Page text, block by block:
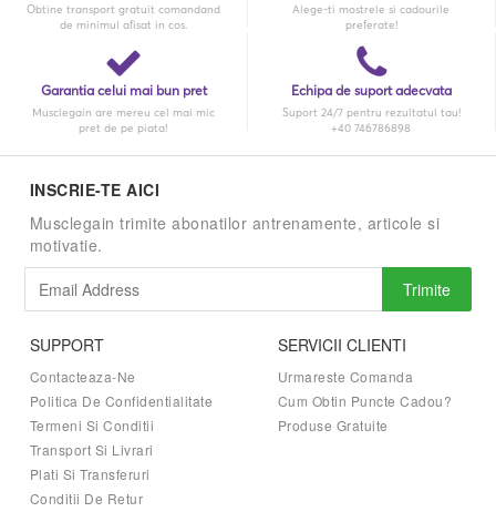
Obtine transport gratuit comandand
de minimul afisat in cos.
Alege-ti mostrele si cadourile
preferate!
Garantia celui mai bun pret
Musclegain are mereu cel mai mic
pret de pe piata!
Echipa de suport adecvata
Suport 24/7 pentru rezultatul tau!
+40 746786898
INSCRIE-TE AICI
Musclegain trimite abonatilor antrenamente, articole si
motivatie.
Trimite
SUPPORT
Contacteaza-Ne
Politica De Confidentialitate
Termeni Si Conditii
Transport Si Livrari
Plati Si Transferuri
Conditii De Retur
SERVICII CLIENTI
Urmareste Comanda
Cum Obtin Puncte Cadou?
Produse Gratuite